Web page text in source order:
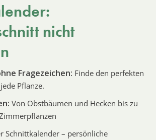
nicht
Fragezeichen: Finde den perfekten
Pflanze.
Von Obstbäumen und Hecken bis zu
Schnittkalender – persönliche